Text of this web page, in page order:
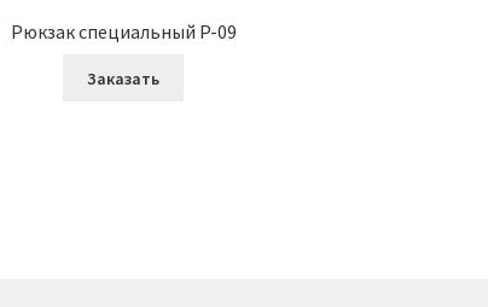
Рюкзак специальный P-09
Заказать